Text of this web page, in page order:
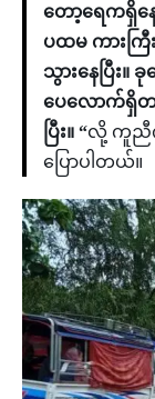
တော့ရေကရှိန
ပထမ ကားက
သွားနေပြီး။
ပေလောက်ရှိတ
ပြီး။ “လို့ ကူညီ
ပြောပါတယ်။